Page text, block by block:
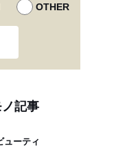
OTHER
記事
ューティ